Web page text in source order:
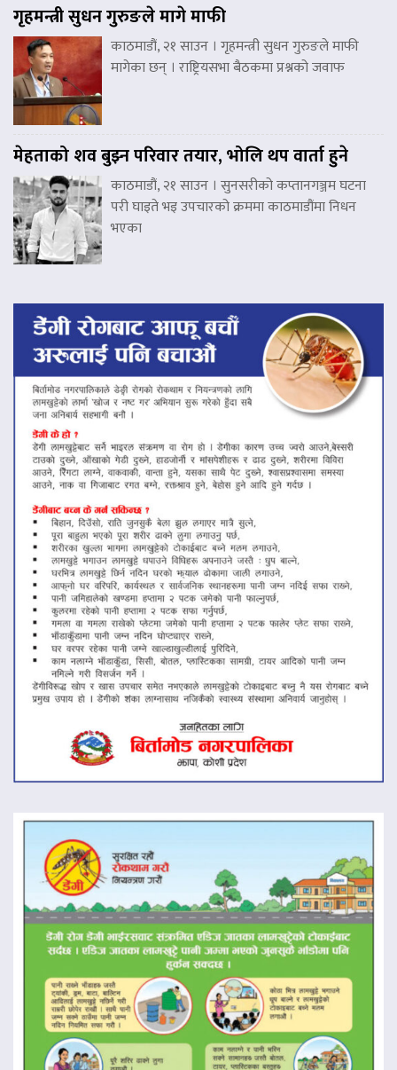
गृहमन्त्री सुधन गुरुङले मागे माफी
काठमाडौं, २१ साउन । गृहमन्त्री सुधन गुरुङले माफी
मागेका छन् । राष्ट्रियसभा बैठकमा प्रश्नको जवाफ
मेहताको शव बुझ्न परिवार तयार, भोलि थप वार्ता हुने
काठमाडौं, २१ साउन । सुनसरीको कप्तानगञ्जम घटना
परी घाइते भइ उपचारको क्रममा काठमाडौंमा निधन
भएका